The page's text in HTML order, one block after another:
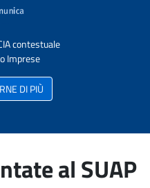
contestuale
Imprese
DI PIÙ
al SUAP